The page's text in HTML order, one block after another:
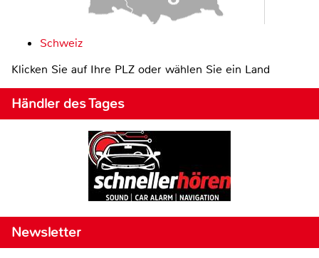
Schweiz
Klicken Sie auf Ihre PLZ oder wählen Sie ein Land
Händler des Tages
Newsletter